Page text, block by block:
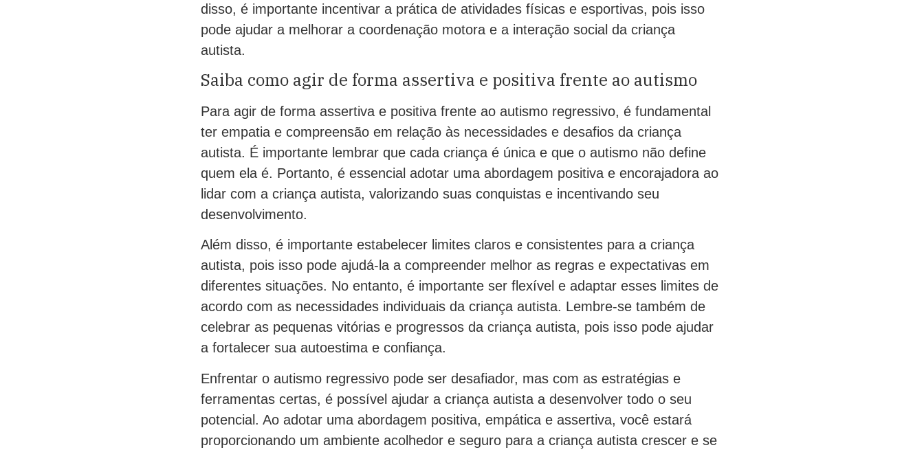
disso, é importante incentivar a prática de atividades físicas e esportivas, pois isso
pode ajudar a melhorar a coordenação motora e a interação social da criança
autista.
Saiba como agir de forma assertiva e positiva frente ao autismo
Para agir de forma assertiva e positiva frente ao autismo regressivo, é fundamental
ter empatia e compreensão em relação às necessidades e desafios da criança
autista. É importante lembrar que cada criança é única e que o autismo não define
quem ela é. Portanto, é essencial adotar uma abordagem positiva e encorajadora ao
lidar com a criança autista, valorizando suas conquistas e incentivando seu
desenvolvimento.
Além disso, é importante estabelecer limites claros e consistentes para a criança
autista, pois isso pode ajudá-la a compreender melhor as regras e expectativas em
diferentes situações. No entanto, é importante ser flexível e adaptar esses limites de
acordo com as necessidades individuais da criança autista. Lembre-se também de
celebrar as pequenas vitórias e progressos da criança autista, pois isso pode ajudar
a fortalecer sua autoestima e confiança.
Enfrentar o autismo regressivo pode ser desafiador, mas com as estratégias e
ferramentas certas, é possível ajudar a criança autista a desenvolver todo o seu
potencial. Ao adotar uma abordagem positiva, empática e assertiva, você estará
proporcionando um ambiente acolhedor e seguro para a criança autista crescer e se